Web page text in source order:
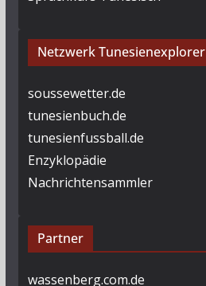
Netzwerk Tunesienexplorer
soussewetter.de
tunesienbuch.de
tunesienfussball.de
Enzyklopädie
Nachrichtensammler
Partner
wassenberg.com.de